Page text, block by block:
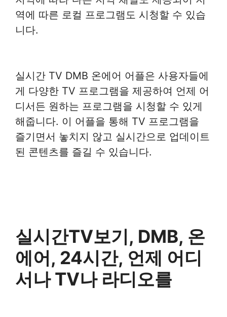
역에 따른 로컬 프로그램도 시청할 수 있습
니다.
실시간 TV DMB 온에어 어플은 사용자들에
게 다양한 TV 프로그램을 제공하여 언제 어
디서든 원하는 프로그램을 시청할 수 있게
해줍니다. 이 어플을 통해 TV 프로그램을
즐기면서 놓치지 않고 실시간으로 업데이트
된 콘텐츠를 즐길 수 있습니다.
실시간TV보기, DMB, 온
에어, 24시간, 언제 어디
서나 TV나 라디오를